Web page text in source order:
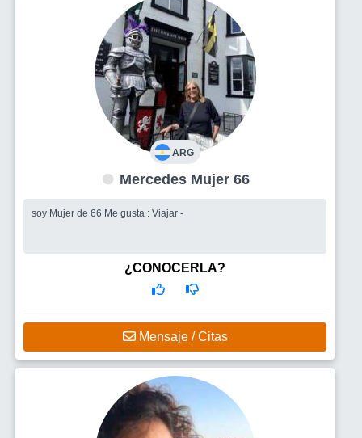
ARG
Mercedes Mujer 66
soy Mujer de 66 Me gusta : Viajar -
¿CONOCERLA?
Mensaje / Citas